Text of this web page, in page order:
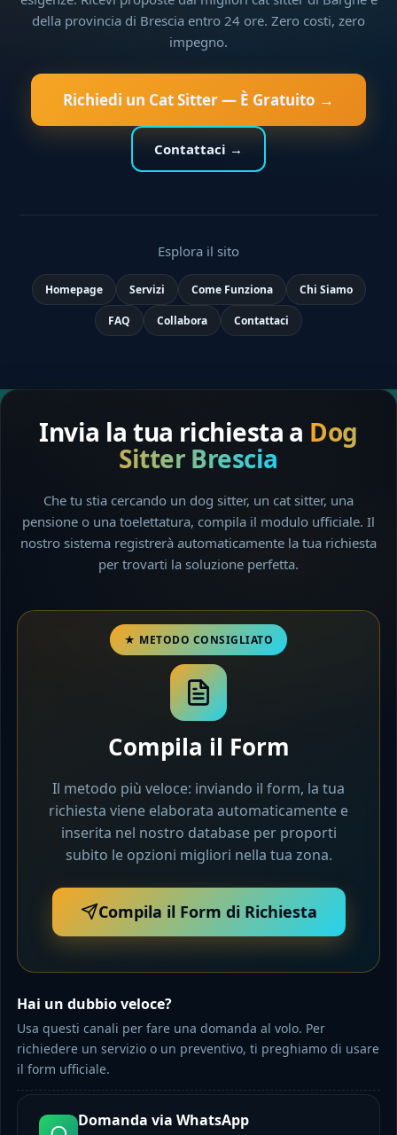
della provincia di Brescia entro 24 ore. Zero costi, zero
impegno.
Richiedi un Cat Sitter — È Gratuito →
Contattaci →
Esplora il sito
Homepage Servizi Come Funziona Chi Siamo
FAQ Collabora Contattaci
Invia la tua richiesta a Dog
Sitter Brescia
Che tu stia cercando un dog sitter, un cat sitter, una
pensione o una toelettatura, compila il modulo ufficiale. Il
nostro sistema registrerà automaticamente la tua richiesta
per trovarti la soluzione perfetta.
Compila il Form
Il metodo più veloce: inviando il form, la tua
richiesta viene elaborata automaticamente e
inserita nel nostro database per proporti
subito le opzioni migliori nella tua zona.
Compila il Form di Richiesta
Hai un dubbio veloce?
Usa questi canali per fare una domanda al volo. Per
richiedere un servizio o un preventivo, ti preghiamo di usare
il form ufficiale.
Domanda via WhatsApp